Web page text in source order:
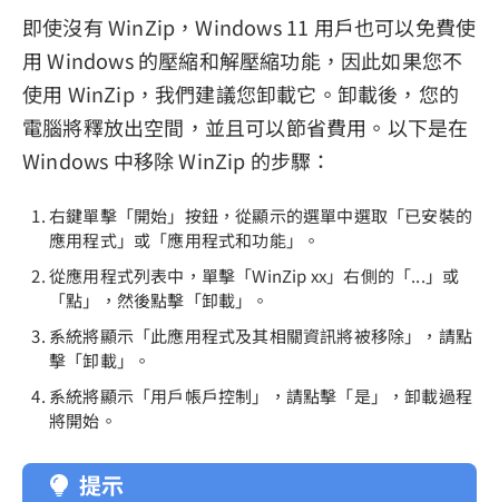
即使沒有 WinZip，Windows 11 用戶也可以免費使
用 Windows 的壓縮和解壓縮功能，因此如果您不
使用 WinZip，我們建議您卸載它。卸載後，您的
電腦將釋放出空間，並且可以節省費用。以下是在
Windows 中移除 WinZip 的步驟：
右鍵單擊「開始」按鈕，從顯示的選單中選取「已安裝的
應用程式」或「應用程式和功能」。
從應用程式列表中，單擊「WinZip xx」右側的「...」或
「點」，然後點擊「卸載」。
系統將顯示「此應用程式及其相關資訊將被移除」，請點
擊「卸載」。
系統將顯示「用戶帳戶控制」，請點擊「是」，卸載過程
將開始。
提示